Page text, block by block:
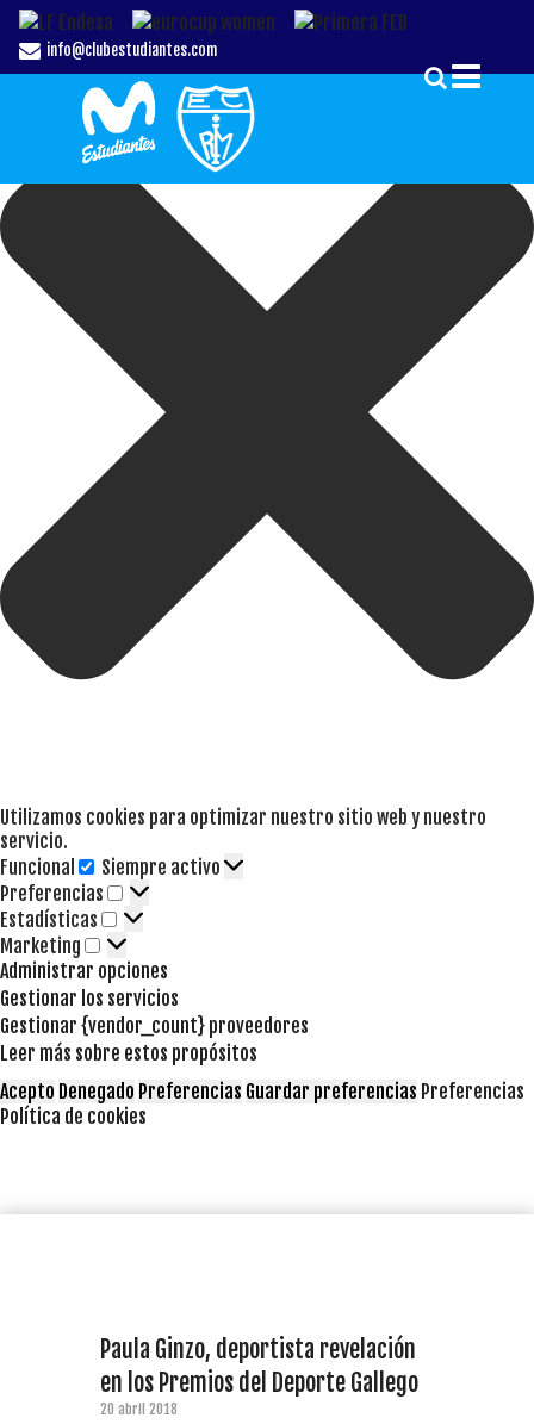
Gestionar el Consentimiento de las Cookies
Utilizamos cookies para optimizar nuestro sitio web y nuestro
servicio.
Funcional
Funcional
Siempre activo
Preferencias
Preferencias
Estadísticas Estadísticas
Marketing Marketing
Administrar opciones
Gestionar los servicios
Gestionar {vendor_count} proveedores
Leer más sobre estos propósitos
Acepto Denegado Preferencias Guardar preferencias Preferencias
Política de cookies
info@clubestudiantes.com
Paula Ginzo, deportista revelación
en los Premios del Deporte Gallego
20 abril 2018